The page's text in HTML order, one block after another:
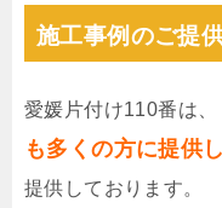
施工事例のご提
愛媛片付け110番は、
も多くの方に提供
提供しております。